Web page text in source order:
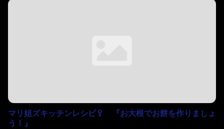
マリ姐ズキッチンレシピ🥄 『お大根でお餅を作りましょ
う！』